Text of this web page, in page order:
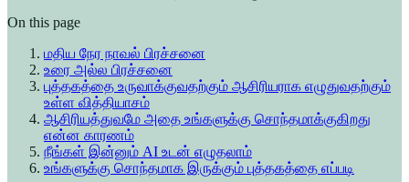
On this page
மதிய நேர நாவல் பிரச்சனை
உரை அல்ல பிரச்சனை
புத்தகத்தை உருவாக்குவதற்கும் ஆசிரியராக எழுதுவதற்கும்
உள்ள வித்தியாசம்
ஆசிரியத்துவமே அதை உங்களுக்கு சொந்தமாக்குகிறது
என்ன காரணம்
நீங்கள் இன்னும் AI உடன் எழுதலாம்
உங்களுக்கு சொந்தமாக இருக்கும் புத்தகத்தை எப்படி